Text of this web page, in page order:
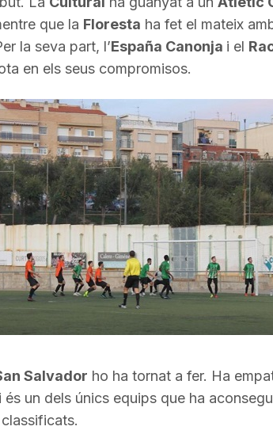
que la Floresta ha fet el mateix
la seva part, l’España Canonja i el
en els seus compromisos.
Salvador ho ha tornat a fer. Ha
és un dels únics equips que ha